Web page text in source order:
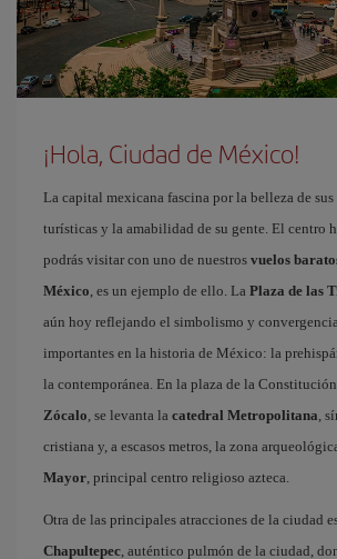
¡Hola, Ciudad de México!
La capital mexicana fascina por la belleza de sus
turísticas y la amabilidad de su gente. El centro
podrás visitar con uno de nuestros vuelos
México , es un ejemplo de ello. La Plaza de las
aún hoy reflejando el simbolismo y
importantes en la historia de México: la
la contemporánea. En la plaza de la
Zócalo , se levanta la catedral Metropolitana ,
cristiana y, a escasos metros, la zona
Mayor , principal centro religioso azteca.
Otra de las principales atracciones de la ciudad
Chapultepec , auténtico pulmón de la ciudad,